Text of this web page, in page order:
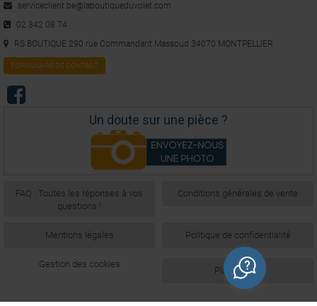
serviceclient.be@laboutiqueduvolet.com
02 342 08 74
RS BOUTIQUE 290 rue Commandant Massoud 34070 MONTPELLIER
FORMULAIRE DE CONTACT
Un doute sur une pièce ?
FAQ : Toutes les réponses à vos
questions !
Conditions générales de vente
Mentions légales Politique de confidentialité
Gestion des cookies
Plan du site